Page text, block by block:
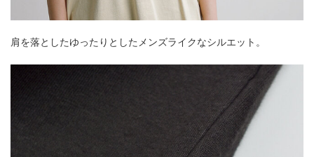
肩を落としたゆったりとしたメンズライクなシルエット。